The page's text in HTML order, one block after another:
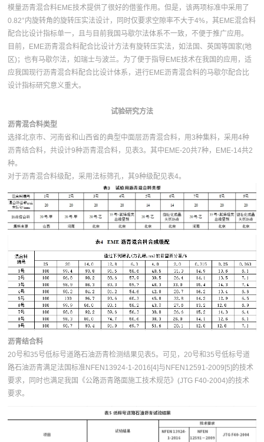
模量沥青混合料EME技术提供了很好的借鉴作用。但是，该两项标准中采用了
0.82°内旋转角的旋转压实法设计，同时仅要求空隙率不大于4%，其EME混合料
配合比设计指标单一，且与目前我国马歇尔法体系不一致，不便于推广应用。
目前，EME沥青混合料配合比设计方法有旋转压实法，如法国、英国等国家(地
区)；也有马歇尔法，如瑞士与波兰。为了便于指导EME技术在我国的应用，适
应我国现行沥青混合料配合比设计体系，进行EME沥青混合料的马歇尔配合比
设计指标研究意义重大。
试验研究方法
沥青混合料类型
选择北京市、河南省和山西省的典型中面层沥青混合料，用3种集料，采用4种
沥青结合料，共设计9种沥青混合料，见表3。其中EME-20共7种，EME-14共2
种。
对于沥青混合料级配，采用法标筛孔，其9种级配见表4。
沥青结合料
20号和35号低标号道路石油沥青检测结果见表5。可见，20号和35号低标号道
路石油沥青满足法国标准NFEN13924-1-2016[4]与NFEN12591-2009[5]的技术
要求，同时也满足我国《公路沥青路面施工技术规范》(JTG F40-2004)的技术
要求。